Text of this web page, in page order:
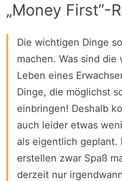
„Money First“-
Die wichtigen Dinge
machen. Was sind
Leben eines
Dinge, die möglichst
einbringen! Deshalb
auch leider etwas
als eigentlich geplant.
erstellen zwar Spaß
derzeit nur